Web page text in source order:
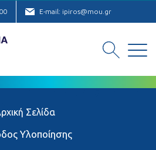
E-mail: ipiros@mou.gr
Σελίδα
Υλοποίησης